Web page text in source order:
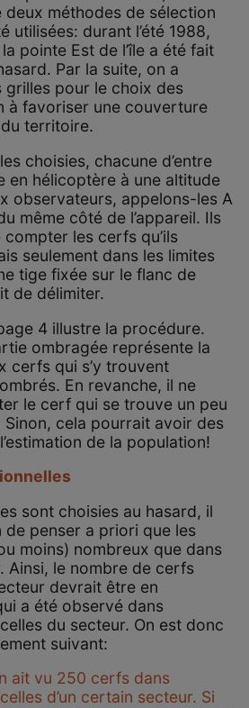
deux méthodes de sélection
utilisées: durant l’été 1988,
pointe Est de l’île a été fait
Par la suite, on a
grilles pour le choix des
à favoriser une couverture
territoire.
choisies, chacune d’entre
en hélicoptère à une altitude
observateurs, appelons-les A
même côté de l’appareil. Ils
les cerfs qu’ils
seulement dans les limites
tige fixée sur le flanc de
de délimiter.
4 illustre la procédure.
ombragée représente la
cerfs qui s’y trouvent
En revanche, il ne
le cerf qui se trouve un peu
Sinon, cela pourrait avoir des
de la population!
sont choisies au hasard, il
de penser a priori que les
moins) nombreux que dans
Ainsi, le nombre de cerfs
devrait être en
a été observé dans
du secteur. On est donc
suivant:
ait vu 250 cerfs dans
d’un certain secteur. Si